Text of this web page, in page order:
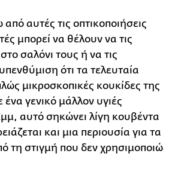
αυτές τις οπτικοποιήσεις
μπορεί να θέλουν να τις
σαλόνι τους ή να τις
ότι τα τελευταία
μικροσκοπικές κουκίδες της
γενικό μάλλον υγιές
αυτό σηκώνει λίγη κουβέντα
και μια περιουσία για τα
τη στιγμή που δεν χρησιμοποιώ